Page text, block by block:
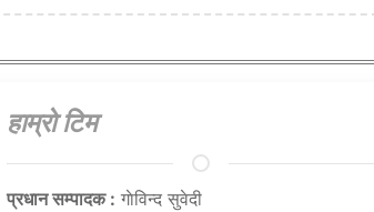
हाम्राे टिम
प्रधान सम्पादक : गाेविन्द सुवेदी